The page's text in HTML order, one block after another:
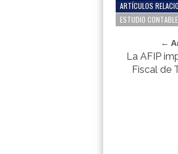
ARTÍCULOS
ESTUDIO
←
La AFIP
Fiscal de